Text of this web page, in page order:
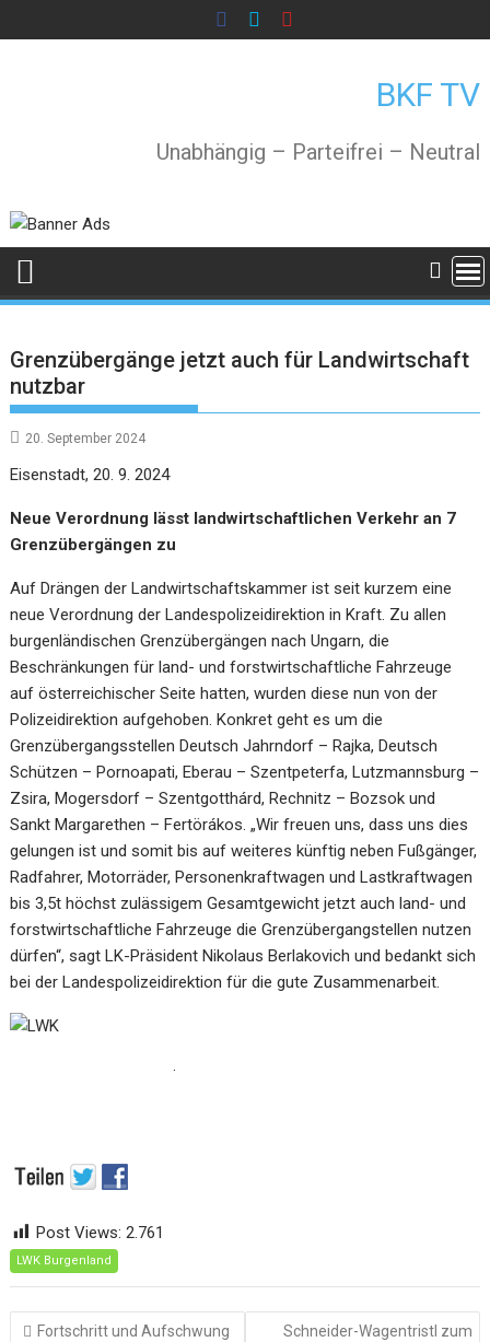
to
BKF TV
Unabhängig – Parteifrei – Neutral
Grenzübergänge jetzt auch für Landwirtschaft
nutzbar
20. September 2024
Eisenstadt, 20. 9. 2024
Neue Verordnung lässt landwirtschaftlichen Verkehr an 7
Grenzübergängen zu
Auf Drängen der Landwirtschaftskammer ist seit kurzem eine
neue Verordnung der Landespolizeidirektion in Kraft. Zu allen
burgenländischen Grenzübergängen nach Ungarn, die
Beschränkungen für land- und forstwirtschaftliche Fahrzeuge
auf österreichischer Seite hatten, wurden diese nun von der
Polizeidirektion aufgehoben. Konkret geht es um die
Grenzübergangsstellen Deutsch Jahrndorf – Rajka, Deutsch
Schützen – Pornoapati, Eberau – Szentpeterfa, Lutzmannsburg –
Zsira, Mogersdorf – Szentgotthárd, Rechnitz – Bozsok und
Sankt Margarethen – Fertörákos. „Wir freuen uns, dass uns dies
gelungen ist und somit bis auf weiteres künftig neben Fußgänger,
Radfahrer, Motorräder, Personenkraftwagen und Lastkraftwagen
bis 3,5t höchst zulässigem Gesamtgewicht jetzt auch land- und
forstwirtschaftliche Fahrzeuge die Grenzübergangstellen nutzen
dürfen“, sagt LK-Präsident Nikolaus Berlakovich und bedankt sich
bei der Landespolizeidirektion für die gute Zusammenarbeit.
.
Post Views: 2.761
LWK Burgenland
Beitragsnavigation
Fortschritt und Aufschwung
Schneider-Wagentristl zum